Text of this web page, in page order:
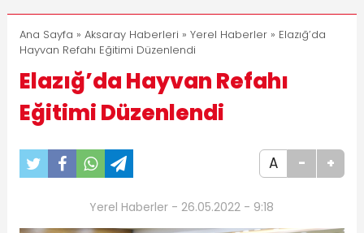
13:33 Taşımacılıkta Dijital Devrim: Rota Sepetim
Ana Sayfa » Aksaray Haberleri » Yerel Haberler» Elazığ’da
Hayvan Refahı Eğitimi Düzenlendi
Elazığ’da Hayvan Refahı
Eğitimi Düzenlendi
A - +
Yerel Haberler - 26.05.2022 - 9:18